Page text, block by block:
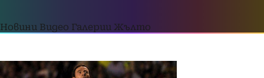
Новини Видео Галерии Жълто